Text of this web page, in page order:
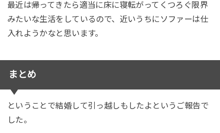
最近は帰ってきたら適当に床に寝転がってくつろぐ限界
みたいな生活をしているので、近いうちにソファーは仕
入れようかなと思います。
まとめ
ということで結婚して引っ越しもしたよというご報告で
した。